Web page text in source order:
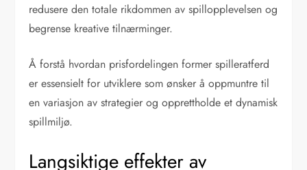
redusere den totale rikdommen av spillopplevelsen og
begrense kreative tilnærminger.
Å forstå hvordan prisfordelingen former spilleratferd
er essensielt for utviklere som ønsker å oppmuntre til
en variasjon av strategier og opprettholde et dynamisk
spillmiljø.
Langsiktige effekter av